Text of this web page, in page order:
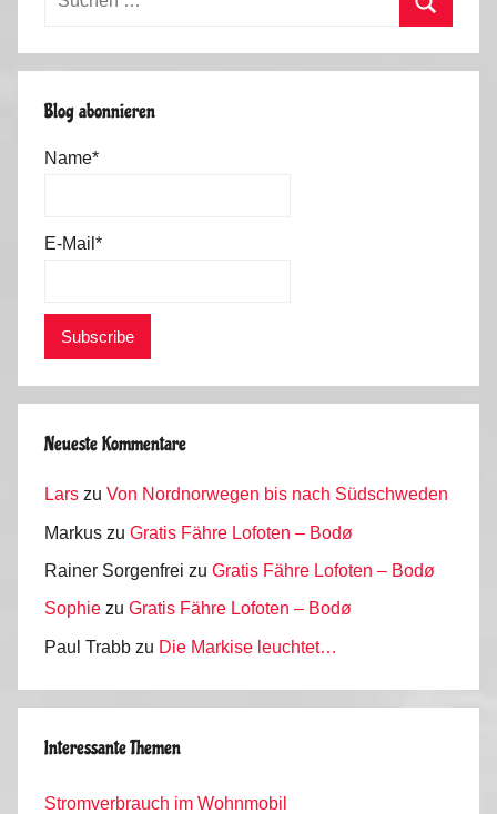
Blog abonnieren
Name*
E-Mail*
Neueste Kommentare
Lars zu Von Nordnorwegen bis nach Südschweden
Markus zu Gratis Fähre Lofoten – Bodø
Rainer Sorgenfrei zu Gratis Fähre Lofoten – Bodø
Sophie zu Gratis Fähre Lofoten – Bodø
Paul Trabb zu Die Markise leuchtet…
Interessante Themen
Stromverbrauch im Wohnmobil